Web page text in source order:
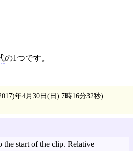
の1つです。
年4月30日(日) 7時16分32秒)
the start of the clip. Relative